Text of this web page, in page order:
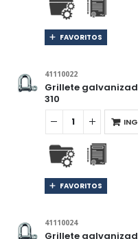
FAVORITOS
41110022
Grillete galvanizado
310
FAVORITOS
41110024
Grillete galvanizado